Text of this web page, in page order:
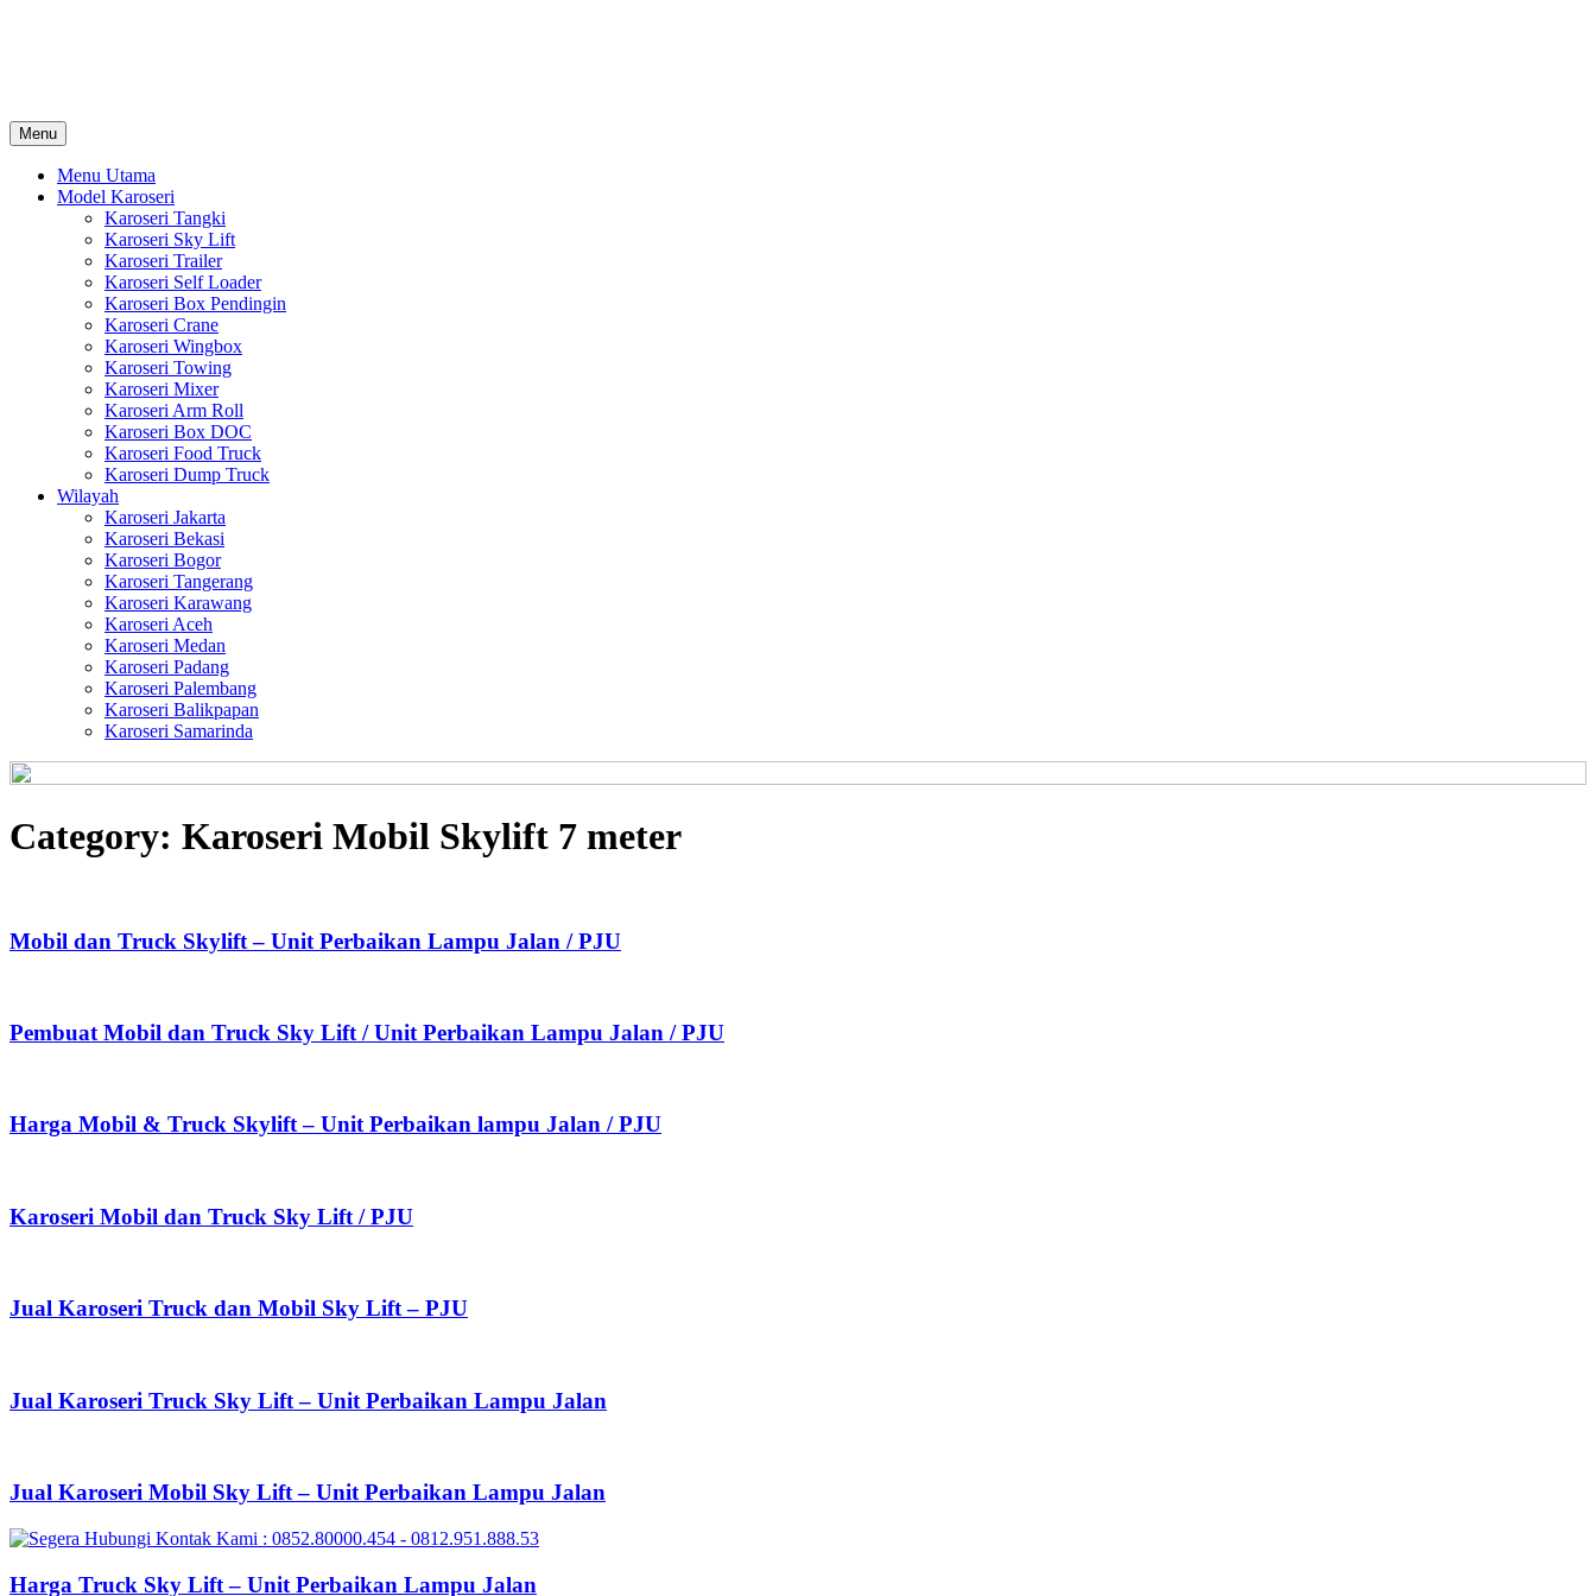
Menu
Menu Utama
Model Karoseri
Karoseri Tangki
Karoseri Sky Lift
Karoseri Trailer
Karoseri Self Loader
Karoseri Box Pendingin
Karoseri Crane
Karoseri Wingbox
Karoseri Towing
Karoseri Mixer
Karoseri Arm Roll
Karoseri Box DOC
Karoseri Food Truck
Karoseri Dump Truck
Wilayah
Karoseri Jakarta
Karoseri Bekasi
Karoseri Bogor
Karoseri Tangerang
Karoseri Karawang
Karoseri Aceh
Karoseri Medan
Karoseri Padang
Karoseri Palembang
Karoseri Balikpapan
Karoseri Samarinda
Category: Karoseri Mobil Skylift 7 meter
Mobil dan Truck Skylift – Unit Perbaikan Lampu Jalan / PJU
Pembuat Mobil dan Truck Sky Lift / Unit Perbaikan Lampu Jalan / PJU
Harga Mobil & Truck Skylift – Unit Perbaikan lampu Jalan / PJU
Karoseri Mobil dan Truck Sky Lift / PJU
Jual Karoseri Truck dan Mobil Sky Lift – PJU
Jual Karoseri Truck Sky Lift – Unit Perbaikan Lampu Jalan
Jual Karoseri Mobil Sky Lift – Unit Perbaikan Lampu Jalan
Harga Truck Sky Lift – Unit Perbaikan Lampu Jalan